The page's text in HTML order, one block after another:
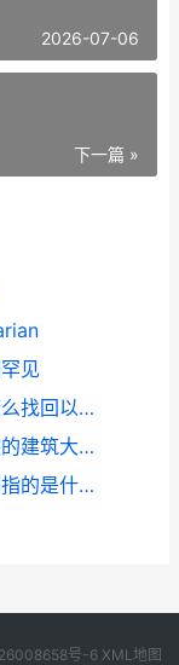
2026-07-06
下一篇 »
见
江南百景图怎么赚铜币 江南百景图怎么找回以前的账号
部落冲突的建筑师在哪里里 部落冲突的建筑大师星瓶怎么用
燕云十六声珍珠簪在哪里 燕云十六州指的是什么地方
号-6 XML地图